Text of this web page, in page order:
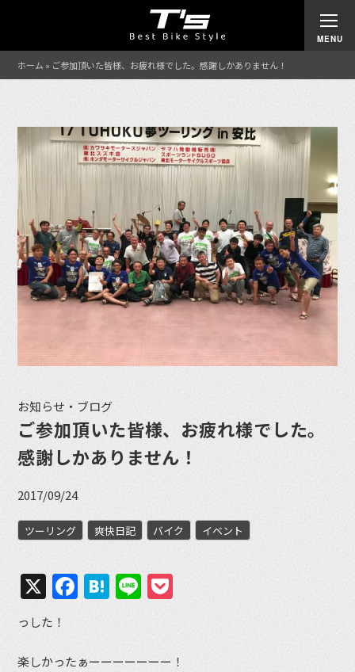
ホーム » ご参加頂いた皆様、お疲れ様でした。感謝しかありません！
お知らせ・ブログ
ご参加頂いた皆様、お疲れ様でした。
感謝しかありません！
2017/09/24
ツーリング 爽快日記 バイク イベント
X Facebook
Hatena
Line
っした！
楽しかったぁーーーーーーー！